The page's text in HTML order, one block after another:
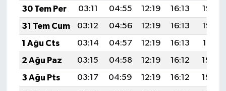
30 Tem Per
03:11 04:55 12:19 16:13
19:33
31 Tem Cum
03:12 04:56 12:19 16:13
19:32
1 Ağu Cts
03:14 04:57 12:19 16:13
19:31
2 Ağu Paz
03:15 04:58 12:19 16:12
19:30
3 Ağu Pts
03:17 04:59 12:19 16:12
19:29